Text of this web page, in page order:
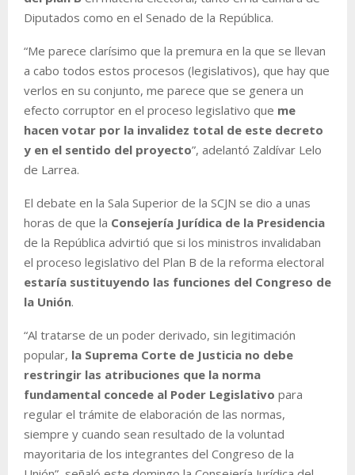
Diputados como en el Senado de la República.
“Me parece clarísimo que la premura en la que se llevan
a cabo todos estos procesos (legislativos), que hay que
verlos en su conjunto, me parece que se genera un
efecto corruptor en el proceso legislativo que me
hacen votar por la invalidez total de este decreto
y en el sentido del proyecto”, adelantó Zaldívar Lelo
de Larrea.
El debate en la Sala Superior de la SCJN se dio a unas
horas de que la Consejería Jurídica de la Presidencia
de la República advirtió que si los ministros invalidaban
el proceso legislativo del Plan B de la reforma electoral
estaría sustituyendo las funciones del Congreso de
la Unión.
“Al tratarse de un poder derivado, sin legitimación
popular, la Suprema Corte de Justicia no debe
restringir las atribuciones que la norma
fundamental concede al Poder Legislativo para
regular el trámite de elaboración de las normas,
siempre y cuando sean resultado de la voluntad
mayoritaria de los integrantes del Congreso de la